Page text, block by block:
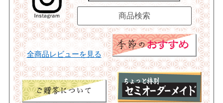
全商品レビューを見る